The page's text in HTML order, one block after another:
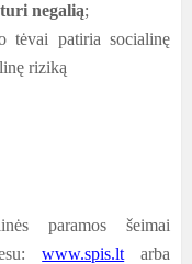
turi negalią;
patiria socialinę
riziką
paramos šeimai
www.spis.lt arba